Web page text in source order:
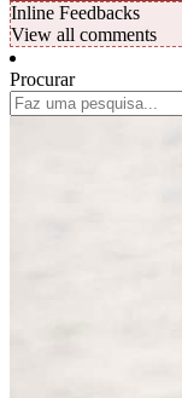
Inline Feedbacks
View all comments
Procurar